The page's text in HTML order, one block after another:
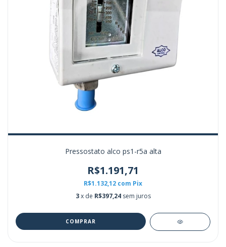
Pressostato alco ps1-r5a alta
R$1.191,71
R$1.132,12 com Pix
3 x de R$397,24 sem juros